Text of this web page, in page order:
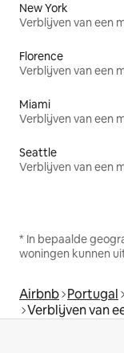
New York
Verblijven van een
Florence
Verblijven van een
Miami
Verblijven van een
Seattle
Verblijven van een
* In bepaalde
woningen kunnen
Airbnb Portugal
Verblijven van